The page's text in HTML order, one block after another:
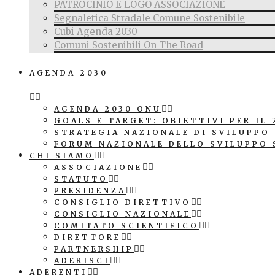
PATROCINIO E LOGO ASSOCIAZIONE
Segnaletica Stradale Comune Sostenibile
Cubi Agenda 2030
Comuni Sostenibili On The Road
AGENDA 2030
AGENDA 2030 ONU
GOALS E TARGET: OBIETTIVI PER IL
STRATEGIA NAZIONALE DI SVILUPPO
FORUM NAZIONALE DELLO SVILUPPO
CHI SIAMO
ASSOCIAZIONE
STATUTO
PRESIDENZA
CONSIGLIO DIRETTIVO
CONSIGLIO NAZIONALE
COMITATO SCIENTIFICO
DIRETTORE
PARTNERSHIP
ADERISCI
ADERENTI